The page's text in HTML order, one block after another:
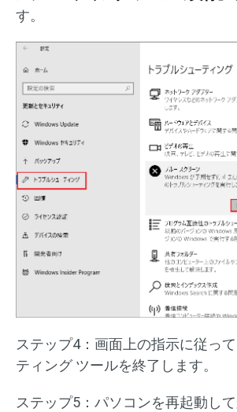
す。
ステップ4：画面上の指示に従っ
ティング ツールを終了します。
ステップ5：パソコンを再起動し